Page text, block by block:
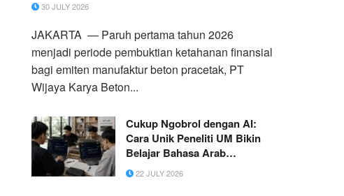
30 JULY 2026
JAKARTA — Paruh pertama tahun 2026
menjadi periode pembuktian ketahanan finansial
bagi emiten manufaktur beton pracetak, PT
Wijaya Karya Beton...
Cukup Ngobrol dengan AI:
Cara Unik Peneliti UM Bikin
Belajar Bahasa Arab
Pariwisata Terasa Seperti
Main Game
22 JULY 2026